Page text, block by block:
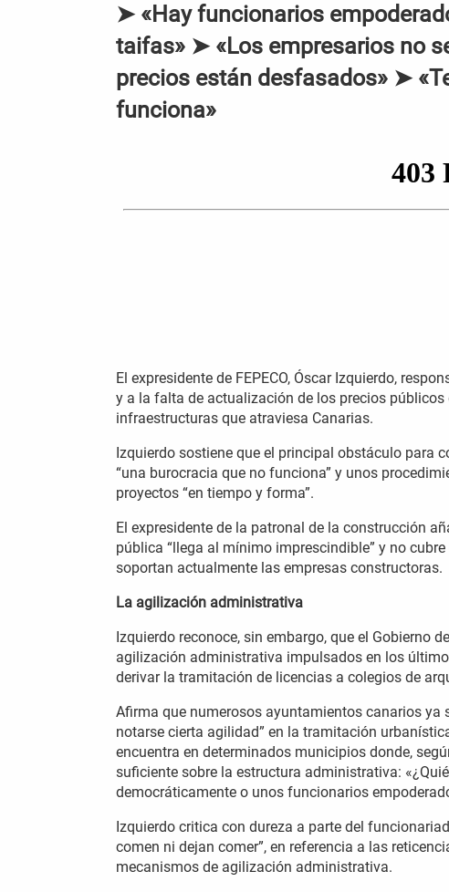
➤ «Hay funcionarios
taifas» ➤ «Los empresarios no
precios están desfasados» ➤
funciona»
El expresidente de FEPECO, Óscar Izquierdo,
y a la falta de actualización de los precios
infraestructuras que atraviesa Canarias.
Izquierdo sostiene que el principal obstáculo para
“una burocracia que no funciona” y unos
proyectos “en tiempo y forma”.
El expresidente de la patronal de la construcción
pública “llega al mínimo imprescindible” y no
soportan actualmente las empresas constructoras.
La agilización administrativa
Izquierdo reconoce, sin embargo, que el Gobierno
agilización administrativa impulsados en los
derivar la tramitación de licencias a colegios de
Afirma que numerosos ayuntamientos canarios ya
notarse cierta agilidad” en la tramitación
encuentra en determinados municipios donde,
suficiente sobre la estructura administrativa:
democráticamente o unos funcionarios
Izquierdo critica con dureza a parte del
comen ni dejan comer”, en referencia a las
mecanismos de agilización administrativa.